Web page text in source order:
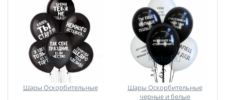
Шары Оскорбительные
Шары Оскорбительные
черные и белые